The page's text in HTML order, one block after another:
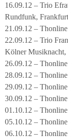
16.09.12 – Trio
Rundfunk,
21.09.12 –
22.09.12 – Trio
Kölner Musiknacht,
26.09.12 –
28.09.12 –
29.09.12 –
30.09.12 –
01.10.12 –
05.10.12 –
06.10.12 –